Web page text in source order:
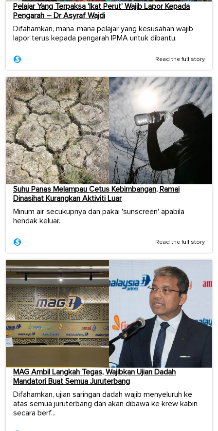
Pelajar Yang Terpaksa ‘Ikat Perut’ Wajib Lapor Kepada
Pengarah – Dr Asyraf Wajdi
Difahamkan, mana-mana pelajar yang kesusahan wajib
lapor terus kepada pengarah IPMA untuk dibantu.
Read the full story
Suhu Panas Melampau Cetus Kebimbangan, Ramai
Dinasihat Kurangkan Aktiviti Luar
Minum air secukupnya dan pakai 'sunscreen' apabila
hendak keluar.
Read the full story
MAG Ambil Langkah Tegas, Wajibkan Ujian Dadah
Mandatori Buat Semua Juruterbang
Difahamkan, ujian saringan dadah wajib menyeluruh ke
atas semua juruterbang dan akan dibawa ke krew kabin
secara berf...